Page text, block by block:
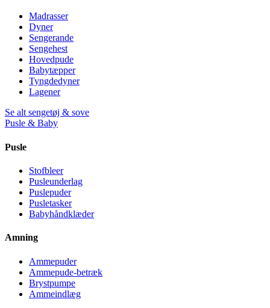
Madrasser
Dyner
Sengerande
Sengehest
Hovedpude
Babytæpper
Tyngdedyner
Lagener
Se alt sengetøj & sove
Pusle & Baby
Pusle
Stofbleer
Pusleunderlag
Puslepuder
Pusletasker
Babyhåndklæder
Amning
Ammepuder
Ammepude-betræk
Brystpumpe
Ammeindlæg